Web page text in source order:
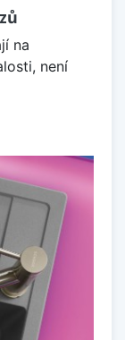
na
není